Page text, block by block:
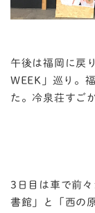
午後は福岡に戻
WEEK」巡り。
た。冷泉荘すご
3日目は車で前
書館」と「西の